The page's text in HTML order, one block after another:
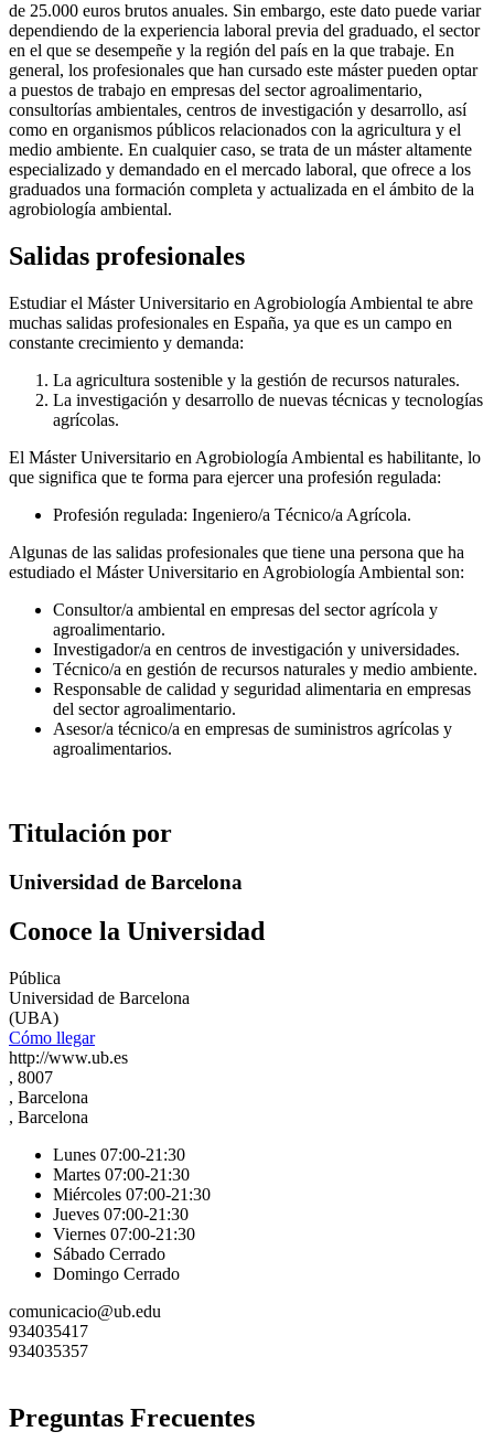
de 25.000 euros brutos anuales. Sin embargo, este dato puede variar
dependiendo de la experiencia laboral previa del graduado, el sector
en el que se desempeñe y la región del país en la que trabaje. En
general, los profesionales que han cursado este máster pueden optar
a puestos de trabajo en empresas del sector agroalimentario,
consultorías ambientales, centros de investigación y desarrollo, así
como en organismos públicos relacionados con la agricultura y el
medio ambiente. En cualquier caso, se trata de un máster altamente
especializado y demandado en el mercado laboral, que ofrece a los
graduados una formación completa y actualizada en el ámbito de la
agrobiología ambiental.
Salidas profesionales
Estudiar el Máster Universitario en Agrobiología Ambiental te abre
muchas salidas profesionales en España, ya que es un campo en
constante crecimiento y demanda:
La agricultura sostenible y la gestión de recursos naturales.
La investigación y desarrollo de nuevas técnicas y tecnologías
agrícolas.
El Máster Universitario en Agrobiología Ambiental es habilitante, lo
que significa que te forma para ejercer una profesión regulada:
Profesión regulada: Ingeniero/a Técnico/a Agrícola.
Algunas de las salidas profesionales que tiene una persona que ha
estudiado el Máster Universitario en Agrobiología Ambiental son:
Consultor/a ambiental en empresas del sector agrícola y
agroalimentario.
Investigador/a en centros de investigación y universidades.
Técnico/a en gestión de recursos naturales y medio ambiente.
Responsable de calidad y seguridad alimentaria en empresas
del sector agroalimentario.
Asesor/a técnico/a en empresas de suministros agrícolas y
agroalimentarios.
Titulación por
Universidad de Barcelona
Conoce la Universidad
Pública
Universidad de Barcelona
(UBA)
Cómo llegar
http://www.ub.es
, 8007
, Barcelona
, Barcelona
Lunes 07:00-21:30
Martes 07:00-21:30
Miércoles 07:00-21:30
Jueves 07:00-21:30
Viernes 07:00-21:30
Sábado Cerrado
Domingo Cerrado
comunicacio@ub.edu
934035417
934035357
Preguntas Frecuentes